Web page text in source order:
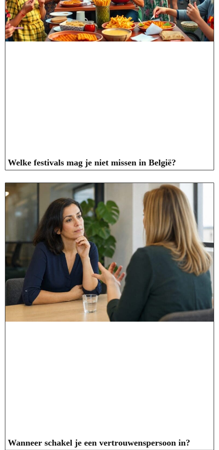
Welke festivals mag je niet missen in België?
Wanneer schakel je een vertrouwenspersoon in?